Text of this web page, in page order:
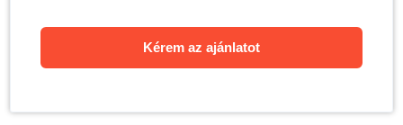
Kérem az ajánlatot